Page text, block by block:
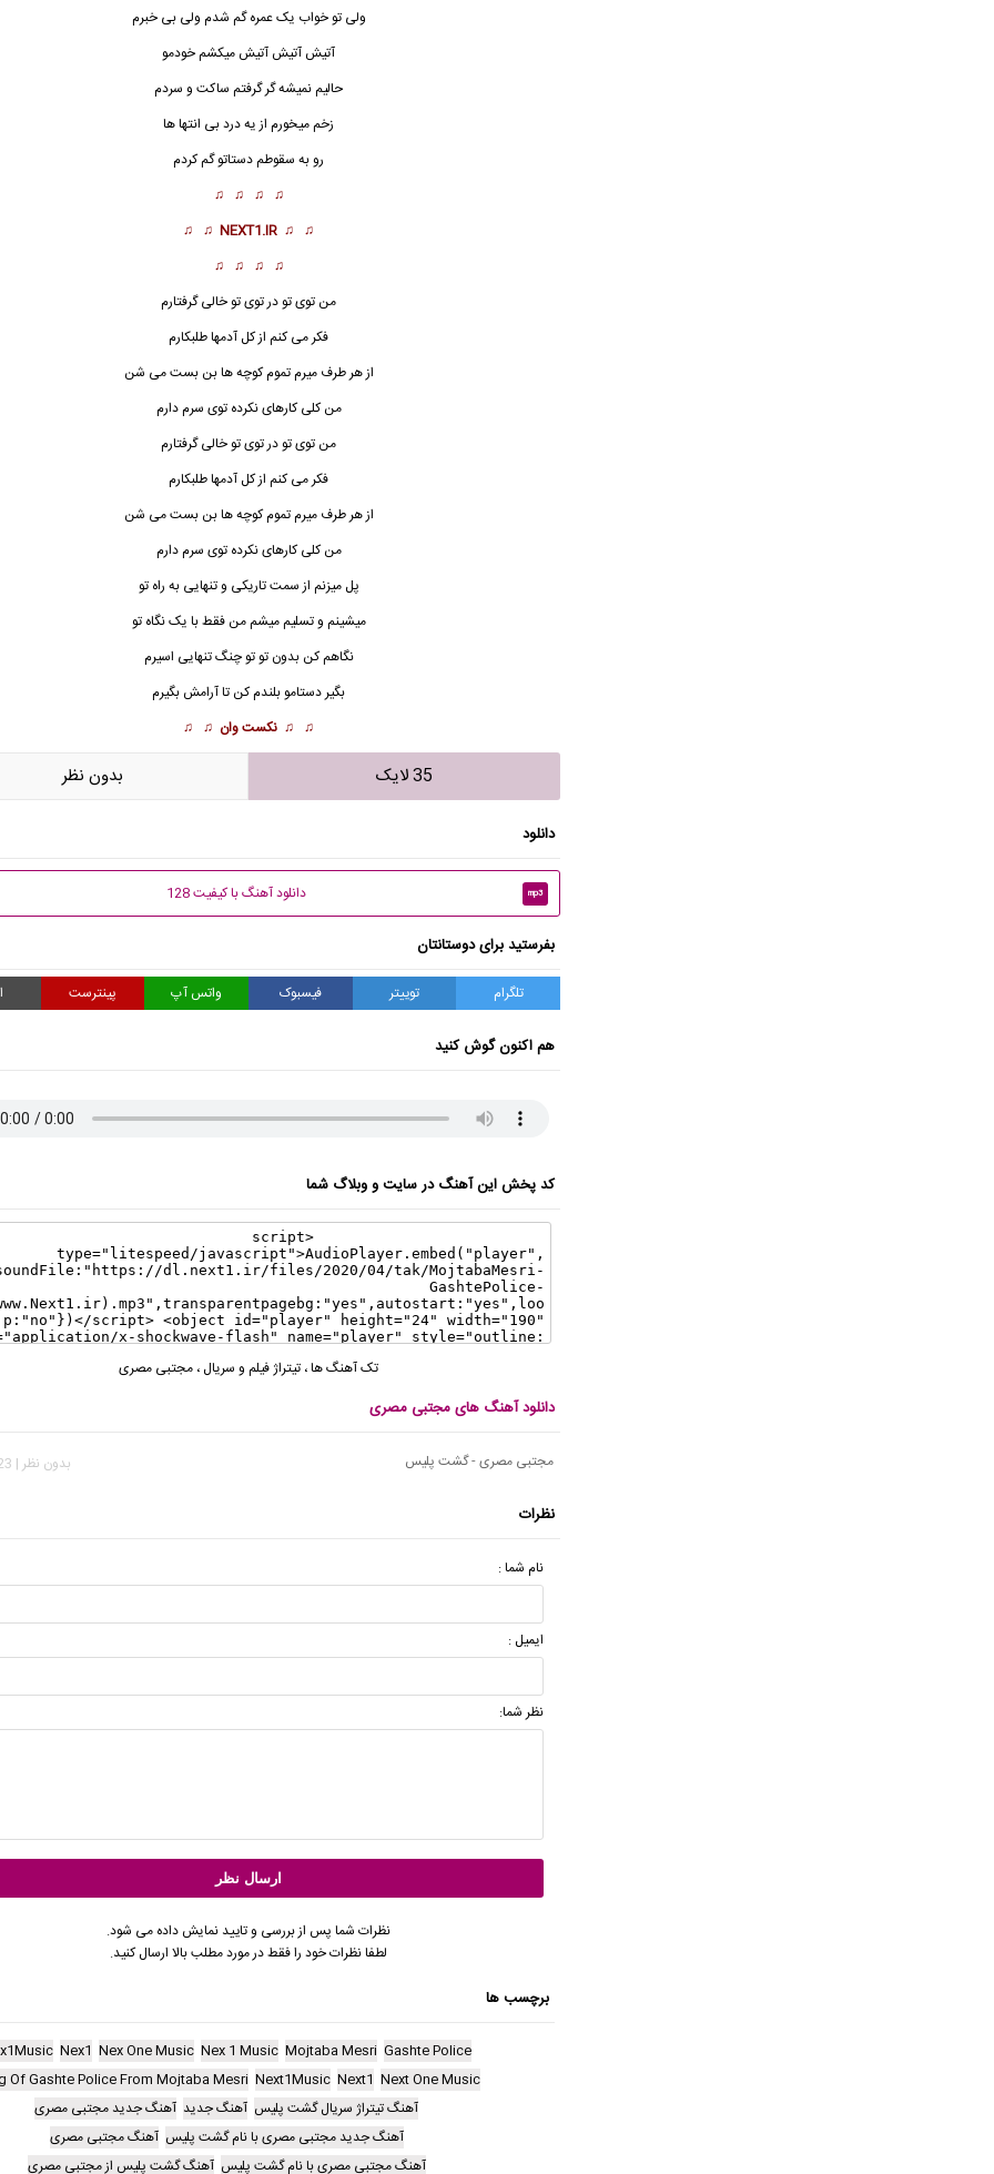
ولی تو خواب یک عمره گم شدم ولی بی خبرم
آتیش آتیش آتیش میکشم خودمو
حالیم نمیشه گر گرفتم ساکت و سردم
زخم میخورم از یه درد بی انتها ها
رو به سقوطم دستاتو گم کردم
♫ ♫ ♫ ♫
♫ ♫
NEXT1.IR
♫ ♫
♫ ♫ ♫ ♫
من توی تو در توی تو خالی گرفتارم
فکر می کنم از کل آدمها طلبکارم
از هر طرف میرم تموم کوچه ها بن بست می شن
من کلی کارهای نکرده توی سرم دارم
من توی تو در توی تو خالی گرفتارم
فکر می کنم از کل آدمها طلبکارم
از هر طرف میرم تموم کوچه ها بن بست می شن
من کلی کارهای نکرده توی سرم دارم
پل میزنم از سمت تاریکی و تنهایی به راه تو
میشینم و تسلیم میشم من فقط با یک نگاه تو
نگاهم کن بدون تو تو چنگ تنهایی اسیرم
بگیر دستامو بلندم کن تا آرامش بگیرم
♫ ♫ نکست وان ♫ ♫
35 لایک بدون نظر
دانلود
mp3 دانلود آهنگ با کیفیت 128
بفرستید برای دوستانتان
تلگرام توییتر فیسبوک واتس آپ پینترست
هم اکنون گوش کنید
کد پخش این آهنگ در سایت و وبلاگ شما
تک آهنگ ها، تیتراژ فیلم و سریال ، مجتبی مصری
دانلود آهنگ های مجتبی مصری
مجتبی مصری - گشت پلیس بدون نظر | 9,523 بازدید
نظرات
نام شما :
ایمیل :
نظر شما:
نظرات شما پس از بررسی و تایید نمایش داده می شود.
لطفا نظرات خود را فقط در مورد مطلب بالا ارسال کنید.
برچسب ها
Gashte Police
Mojtaba Mesri
Nex 1 Music
Nex One Music
Nex1
Next One Music
Next1
Next1Music
Of Gashte Police From Mojtaba Mesri
آهنگ تیتراژ سریال گشت پلیس آهنگ جدید آهنگ جدید مجتبی مصری
آهنگ جدید مجتبی مصری با نام گشت پلیس آهنگ مجتبی مصری
آهنگ مجتبی مصری با نام گشت پلیس آهنگ گشت پلیس از مجتبی مصری